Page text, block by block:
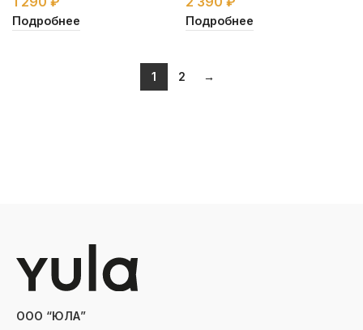
Подробнее Подробнее
1 2 →
ООО “ЮЛА”